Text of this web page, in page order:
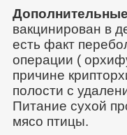
вакцинирован в
есть факт
операции (
причине
полости с
Питание сухой
мясо птицы.